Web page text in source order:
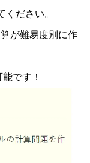
ださい。
が難易度別に作
です！